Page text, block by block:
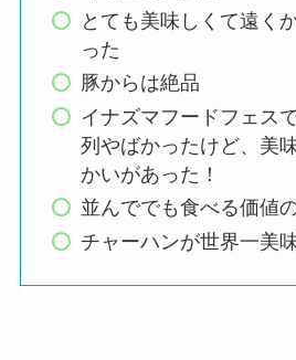
とても美味しくて遠く
った
豚からは絶品
イナズマフードフェス
列やばかったけど、美
かいがあった！
並んででも食べる価値
チャーハンが世界一美